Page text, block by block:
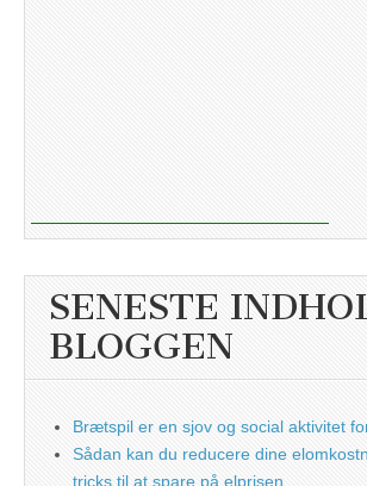
SENESTE
BLOGGEN
Brætspil er en sjov og social aktivitet
Sådan kan du reducere dine
tricks til at spare på elprisen